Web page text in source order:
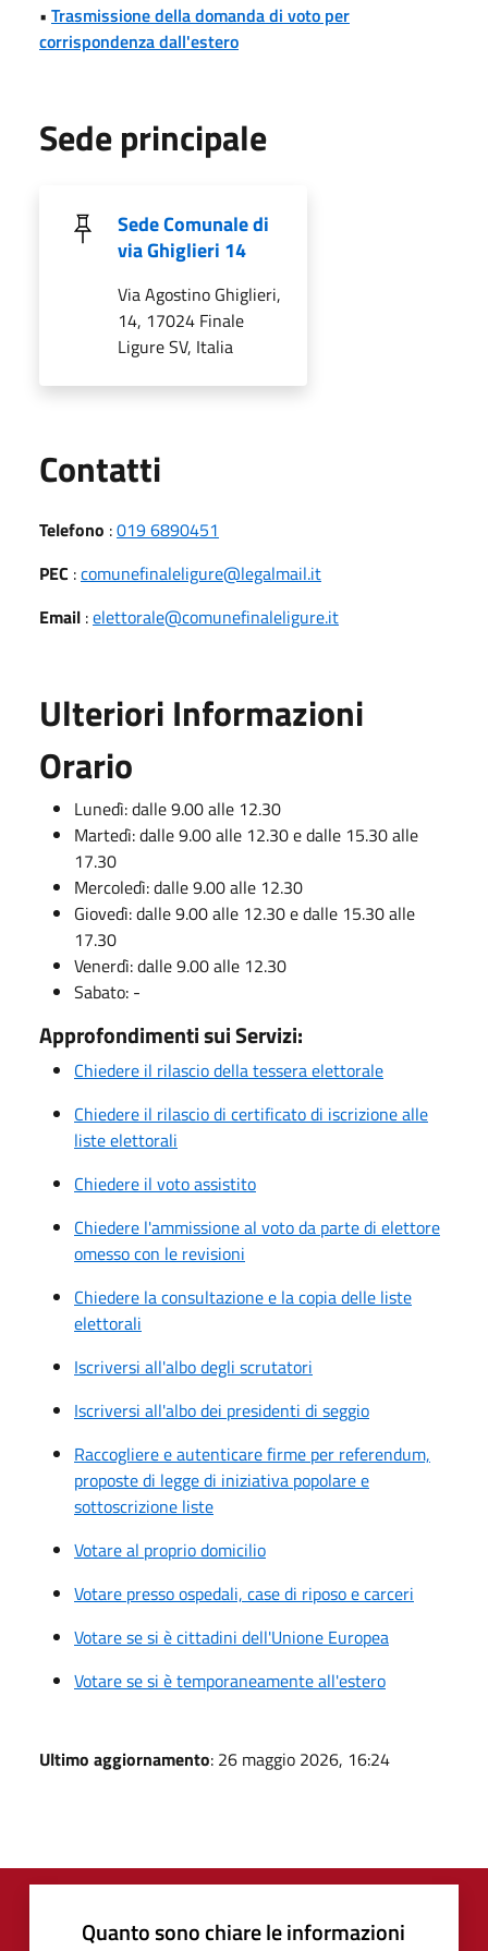
• Trasmissione della domanda di voto per
corrispondenza dall'estero
Sede principale
Sede Comunale di
via Ghiglieri 14
Via Agostino Ghiglieri,
14, 17024 Finale
Ligure SV, Italia
Contatti
Telefono :019 6890451
PEC :comunefinaleligure@legalmail.it
Email :elettorale@comunefinaleligure.it
Ulteriori Informazioni
Orario
Lunedì: dalle 9.00 alle 12.30
Martedì: dalle 9.00 alle 12.30 e dalle 15.30 alle
17.30
Mercoledì: dalle 9.00 alle 12.30
Giovedì: dalle 9.00 alle 12.30 e dalle 15.30 alle
17.30
Venerdì: dalle 9.00 alle 12.30
Sabato: -
Approfondimenti sui Servizi:
Chiedere il rilascio della tessera elettorale
Chiedere il rilascio di certificato di iscrizione alle
liste elettorali
Chiedere il voto assistito
Chiedere l'ammissione al voto da parte di elettore
omesso con le revisioni
Chiedere la consultazione e la copia delle liste
elettorali
Iscriversi all'albo degli scrutatori
Iscriversi all'albo dei presidenti di seggio
Raccogliere e autenticare firme per referendum,
proposte di legge di iniziativa popolare e
sottoscrizione liste
Votare al proprio domicilio
Votare presso ospedali, case di riposo e carceri
Votare se si è cittadini dell'Unione Europea
Votare se si è temporaneamente all'estero
Ultimo aggiornamento: 26 maggio 2026, 16:24
Quanto sono chiare le informazioni